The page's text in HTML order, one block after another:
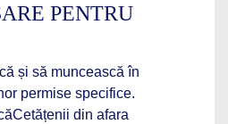
PENTRU
și să muncească în
permise specifice.
din afara